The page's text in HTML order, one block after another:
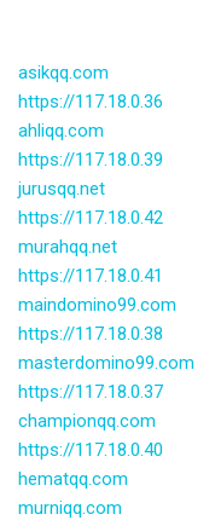
asikqq.com
https://117.18.0.36
ahliqq.com
https://117.18.0.39
jurusqq.net
https://117.18.0.42
murahqq.net
https://117.18.0.41
maindomino99.com
https://117.18.0.38
masterdomino99.com
https://117.18.0.37
championqq.com
https://117.18.0.40
hematqq.com
murniqq.com